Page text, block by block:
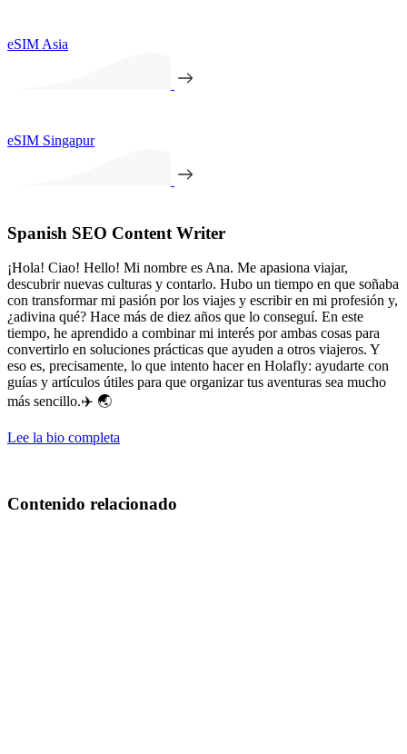
eSIM Asia
eSIM Singapur
Spanish SEO Content Writer
¡Hola! Ciao! Hello! Mi nombre es Ana. Me apasiona viajar,
descubrir nuevas culturas y contarlo. Hubo un tiempo en que soñaba
con transformar mi pasión por los viajes y escribir en mi profesión y,
¿adivina qué? Hace más de diez años que lo conseguí. En este
tiempo, he aprendido a combinar mi interés por ambas cosas para
convertirlo en soluciones prácticas que ayuden a otros viajeros. Y
eso es, precisamente, lo que intento hacer en Holafly: ayudarte con
guías y artículos útiles para que organizar tus aventuras sea mucho
más sencillo.✈️ 🌏
Lee la bio completa
Contenido relacionado